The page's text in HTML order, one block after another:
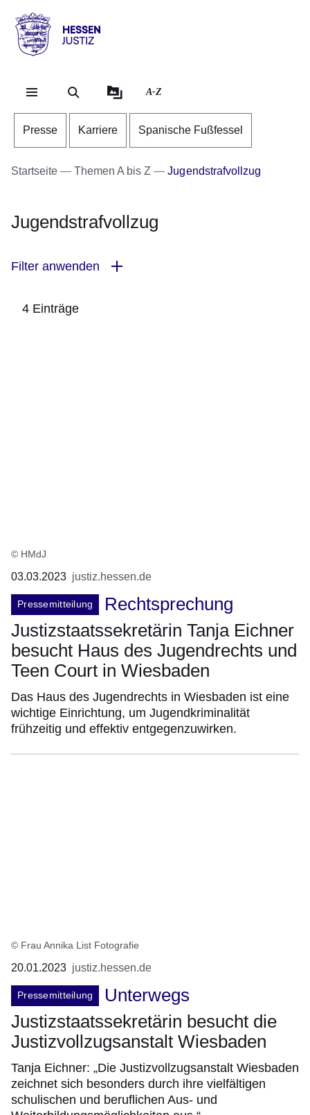
Hessen
Justiz
A-Z
Presse Karriere Spanische Fußfessel
Startseite Themen A bis Z Jugendstrafvollzug
Jugendstrafvollzug
Filter anwenden
4 Einträge
© HMdJ
03.03.2023 justiz.hessen.de
Pressemitteilung
Rechtsprechung
Justizstaatssekretärin Tanja Eichner
besucht Haus des Jugendrechts und
Teen Court in Wiesbaden
Das Haus des Jugendrechts in Wiesbaden ist eine
wichtige Einrichtung, um Jugendkriminalität
frühzeitig und effektiv entgegenzuwirken.
© Frau Annika List Fotografie
20.01.2023 justiz.hessen.de
Pressemitteilung
Unterwegs
Justizstaatssekretärin besucht die
Justizvollzugsanstalt Wiesbaden
Tanja Eichner: „Die Justizvollzugsanstalt Wiesbaden
zeichnet sich besonders durch ihre vielfältigen
schulischen und beruflichen Aus- und